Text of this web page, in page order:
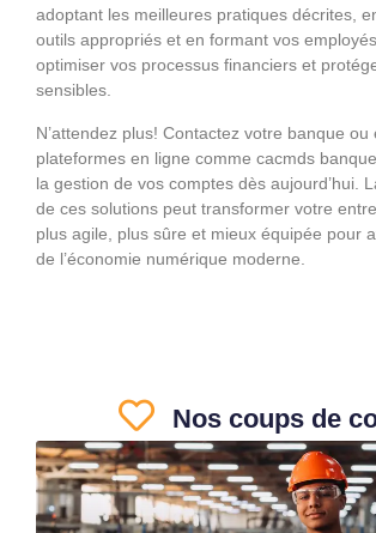
adoptant les meilleures pratiques décrites,
outils appropriés et en formant vos
optimiser vos processus financiers et
sensibles.
N’attendez plus! Contactez votre banque ou
plateformes en ligne comme cacmds
la gestion de vos comptes dès aujourd’hui.
de ces solutions peut transformer votre
plus agile, plus sûre et mieux équipée pour
de l’économie numérique moderne.
Nos coups de